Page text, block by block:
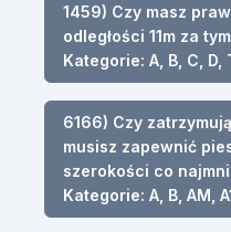
1459) Czy masz
odległości 11m za
Kategorie: A, B, C, D,
6166) Czy
musisz zapewnić
szerokości co
Kategorie: A, B, AM,